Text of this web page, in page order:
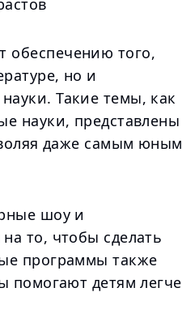
обеспечению того,
но и
Такие темы, как
науки, представлены
даже самым юным
шоу и
то, чтобы сделать
программы также
помогают детям легче